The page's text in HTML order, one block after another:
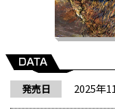
発売日 2025年